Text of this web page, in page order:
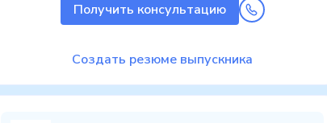
Получить консультацию
Создать резюме выпускника